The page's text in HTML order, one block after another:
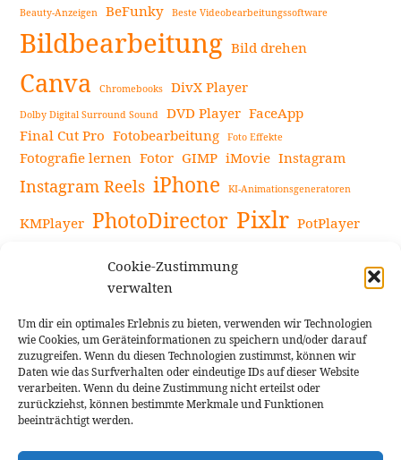
Cookie-Zustimmung
verwalten
Um dir ein optimales Erlebnis zu bieten, verwenden wir Technologien
wie Cookies, um Geräteinformationen zu speichern und/oder darauf
zuzugreifen. Wenn du diesen Technologien zustimmst, können wir
Daten wie das Surfverhalten oder eindeutige IDs auf dieser Website
verarbeiten. Wenn du deine Zustimmung nicht erteilst oder
zurückziehst, können bestimmte Merkmale und Funktionen
beeinträchtigt werden.
Beauty-Anzeigen BeFunky Beste Videobearbeitungssoftware
Bildbearbeitung Bild drehen
Canva Chromebooks DivX Player
Dolby Digital Surround Sound DVD Player FaceApp
Final Cut Pro Fotobearbeitung Foto Effekte
Fotografie lernen Fotor GIMP iMovie Instagram
Instagram Reels iPhone KI-Animationsgeneratoren
KMPlayer PhotoDirector Pixlr PotPlayer
Snapseed
Videoaufnahmen Tipps Videobearbeitung
Videoeffekte Vlogit YouTube-Kanal YouTube-Videos